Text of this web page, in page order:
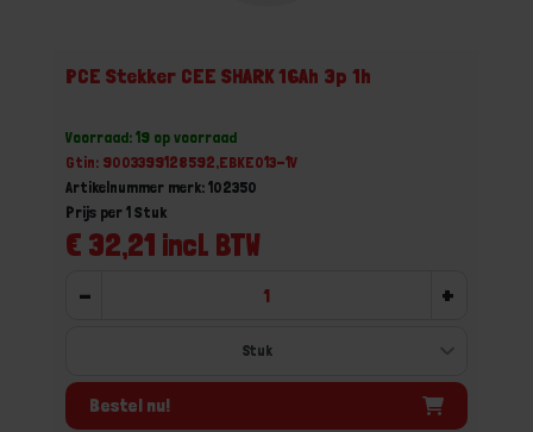
PCE Stekker CEE SHARK 16Ah 3p 1h
Voorraad: 19 op voorraad
Gtin: 9003399128592,EBKE013-1V
Artikelnummer merk: 102350
€ 32,21 incl. BTW
Prijs per 1 Stuk
- +
Bestel nu!